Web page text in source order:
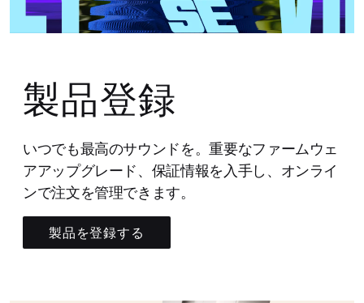
製品登録
いつでも最高のサウンドを。重要なファームウェ
アアップグレード、保証情報を入手し、オンライ
ンで注文を管理できます。
製品を登録する